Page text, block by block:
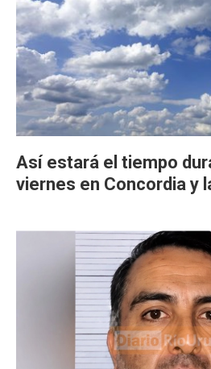
Así estará el tiempo
viernes en Concordia y